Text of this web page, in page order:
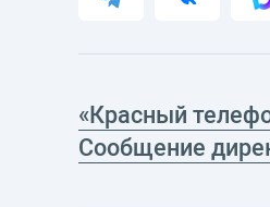
«Красный
Сообщение